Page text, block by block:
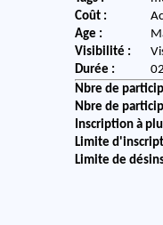
Coût :
Age :
Visibilité :
Durée :
Nbre de
Nbre de
Inscription à
Limite
Limite de